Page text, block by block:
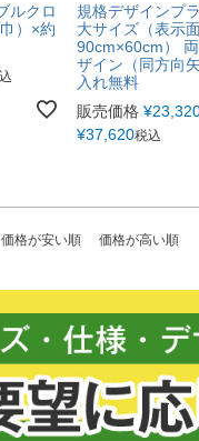
ルクロ
）×約
規格デザインプ
大サイズ（表示
90cm×60cm）
ザイン（同方向
入れ無料
販売価格 ¥
¥37,620税込
価格が安い順 価格が高い順